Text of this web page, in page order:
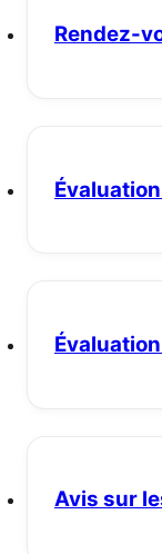
Rendez-
Avis sur